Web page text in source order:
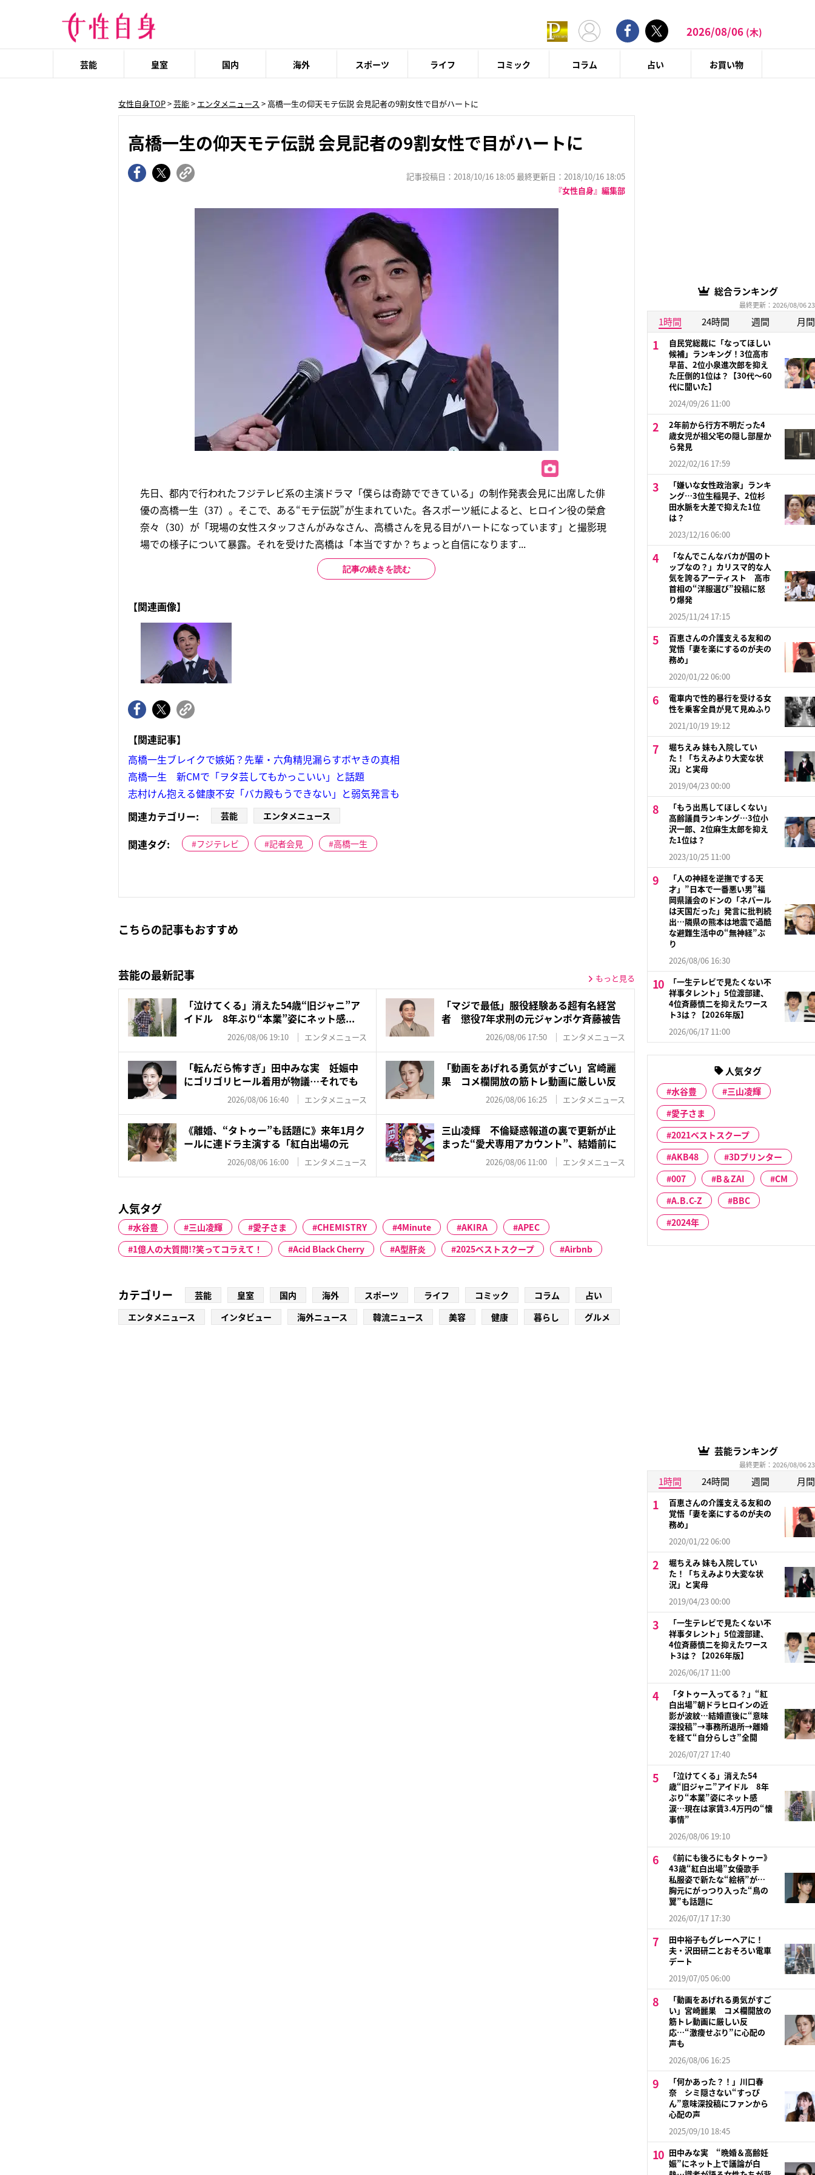
2026/08/06 (木)
芸能 皇室 国内 海外 スポーツ ライフ コミック コラム 占い お買い物
女性自身TOP>芸能> エンタメニュース > 高橋一生の仰天モテ伝説 会見記者の9割女性で目がハートに
高橋一生の仰天モテ伝説 会見記者の9割女性で目がハートに
記事投稿日：2018/10/16 18:05 最終更新日：2018/10/16 18:05
『女性自身』編集部
先日、都内で行われたフジテレビ系の主演ドラマ「僕らは奇跡でできている」の制作発表会見に出席した俳
優の高橋一生（37）。そこで、ある“モテ伝説”が生まれていた。各スポーツ紙によると、ヒロイン役の榮倉
奈々（30）が「現場の女性スタッフさんがみなさん、高橋さんを見る目がハートになっています」と撮影現
場での様子について暴露。それを受けた高橋は「本当ですか？ちょっと自信になります...
記事の続きを読む
【関連画像】
【関連記事】
高橋一生ブレイクで嫉妬？先輩・六角精児漏らすボヤきの真相
高橋一生 新CMで「ヲタ芸してもかっこいい」と話題
志村けん抱える健康不安「バカ殿もうできない」と弱気発言も
関連カテゴリー:
芸能 エンタメニュース
関連タグ: フジテレビ 記者会見 高橋一生
こちらの記事もおすすめ
芸能の最新記事 もっと見る
「泣けてくる」消えた54歳“旧ジャニ”ア
イドル 8年ぶり“本業”姿にネット感...
2026/08/06 19:10 エンタメニュース
「マジで最低」服役経験ある超有名経営
者 懲役7年求刑の元ジャンポケ斉藤被告
2026/08/06 17:50 エンタメニュース
「転んだら怖すぎ」田中みな実 妊娠中
にゴリゴリヒール着用が物議…それでも
2026/08/06 16:40 エンタメニュース
「動画をあげれる勇気がすごい」宮崎麗
果 コメ欄開放の筋トレ動画に厳しい反
2026/08/06 16:25 エンタメニュース
《離婚、“タトゥー”も話題に》来年1月ク
ールに連ドラ主演する「紅白出場の元
2026/08/06 16:00 エンタメニュース
三山凌輝 不倫疑惑報道の裏で更新が止
まった“愛犬専用アカウント”、結婚前に
2026/08/06 11:00 エンタメニュース
人気タグ
水谷豊 三山凌輝 愛子さま CHEMISTRY 4Minute AKIRA
APEC
1億人の大質問!?笑ってコラえて！
Acid Black Cherry A型肝炎 2025ベストスクープ Airbnb
カテゴリー 芸能 皇室 国内 海外 スポーツ ライフ コミック コラム
占い
エンタメニュース
インタビュー 海外ニュース 韓流ニュース 美容 健康 暮らし グルメ
総合ランキング
最終更新：2026/08/06
1時間 24時間 週間 月間
自民党総裁に「なってほしい
候補」ランキング！3位高市
早苗、2位小泉進次郎を抑え
た圧倒的1位は？【30代〜60
代に聞いた】
2024/09/26 11:00
2年前から行方不明だった4
歳女児が祖父宅の隠し部屋か
ら発見
2022/02/16 17:59
「嫌いな女性政治家」ランキ
ング…3位生稲晃子、2位杉
田水脈を大差で抑えた1位
は？
2023/12/16 06:00
「なんでこんなバカが国のト
ップなの？」カリスマ的な人
気を誇るアーティスト 高市
首相の“洋服選び”投稿に怒
り爆発
2025/11/24 17:15
百恵さんの介護支える友和の
覚悟「妻を楽にするのが夫の
務め」
2020/01/22 06:00
電車内で性的暴行を受ける女
性を乗客全員が見て見ぬふり
2021/10/19 19:12
堀ちえみ 妹も入院してい
た！「ちえみより大変な状
況」と実母
2019/04/23 00:00
「もう出馬してほしくない」
高齢議員ランキング…3位小
沢一郎、2位麻生太郎を抑え
た1位は？
2023/10/25 11:00
「人の神経を逆撫でする天
才」”日本で一番悪い男”福
岡県議会のドンの「ネパール
は天国だった」発言に批判続
出…隣県の熊本は地震で過酷
な避難生活中の“無神経”ぶ
り
2026/08/06 16:30
「一生テレビで見たくない不
祥事タレント」5位渡部建、
4位斉藤慎二を抑えたワース
ト3は？【2026年版】
2026/06/17 11:00
人気タグ
水谷豊
三山凌輝
愛子さま
2021ベストスクープ
AKB48
3Dプリンター
007
B＆ZAI
CM
A.B.C-Z
BBC
2024年
芸能ランキング
最終更新：2026/08/06
1時間 24時間 週間 月間
百恵さんの介護支える友和の
覚悟「妻を楽にするのが夫の
務め」
2020/01/22 06:00
堀ちえみ 妹も入院してい
た！「ちえみより大変な状
況」と実母
2019/04/23 00:00
「一生テレビで見たくない不
祥事タレント」5位渡部建、
4位斉藤慎二を抑えたワース
ト3は？【2026年版】
2026/06/17 11:00
「タトゥー入ってる？」“紅
白出場”朝ドラヒロインの近
影が波紋…結婚直後に“意味
深投稿”→事務所退所→離婚
を経て“自分らしさ”全開
2026/07/27 17:40
「泣けてくる」消えた54
歳“旧ジャニ”アイドル 8年
ぶり“本業”姿にネット感
涙…現在は家賃3.4万円の“懐
事情”
2026/08/06 19:10
《前にも後ろにもタトゥー》
43歳“紅白出場”女優歌手
私服姿で新たな“絵柄”が…
胸元にがっつり入った“鳥の
翼”も話題に
2026/07/17 17:30
田中裕子もグレーヘアに！
夫・沢田研二とおそろい電車
デート
2019/07/05 06:00
「動画をあげれる勇気がすご
い」宮崎麗果 コメ欄開放の
筋トレ動画に厳しい反
応…“激痩せぶり”に心配の
声も
2026/08/06 16:25
「何かあった？！」川口春
奈 シミ隠さない“すっぴ
ん”意味深投稿にファンから
心配の声
2025/09/10 18:45
田中みな実 “晩婚＆高齢妊
娠”にネット上で議論が白